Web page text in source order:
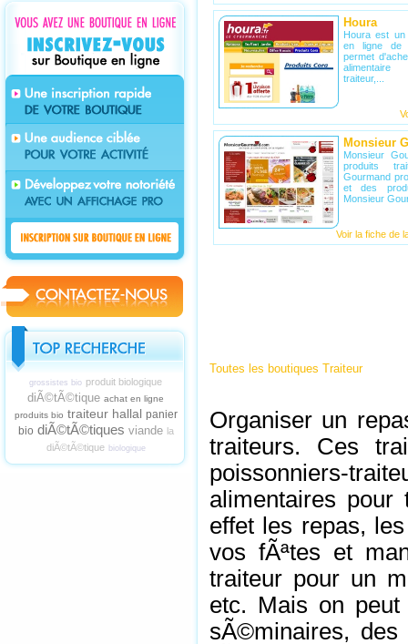
grossistes bio produit biologique
diÃ©tÃ©tique achat en ligne
produits bio traiteur hallal panier
bio diÃ©tÃ©tiques viande la
diÃ©tÃ©tique
biologique
Houra
Houra est un
en ligne de
permet
traiteur,...
Monsieur
Monsieur
produits
Gourmand
et des
Monsieur
Voir la fiche de
Toutes les boutiques Traiteur
Organiser un
traiteurs. Ces
poissonniers-
alimentaires pour
effet les repas,
vos fÃªtes et
traiteur pour un
etc. Mais on
sÃ©minaires,